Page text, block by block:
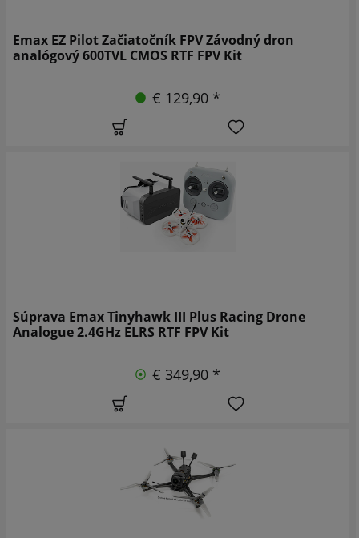
Emax EZ Pilot Začiatočník FPV Závodný dron
analógový 600TVL CMOS RTF FPV Kit
€ 129,90 *
Súprava Emax Tinyhawk III Plus Racing Drone
Analogue 2.4GHz ELRS RTF FPV Kit
€ 349,90 *